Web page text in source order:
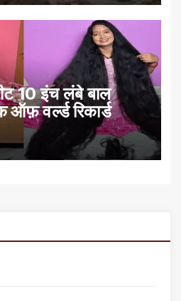
10 इंच लंबे बाल
ऑफ़ वर्ल्ड रिकार्ड